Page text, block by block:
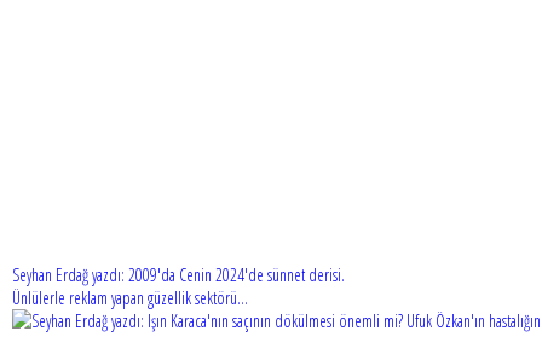
Seyhan Erdağ yazdı: 2009'da Cenin 2024'de sünnet derisi.
Ünlülerle reklam yapan güzellik sektörü...